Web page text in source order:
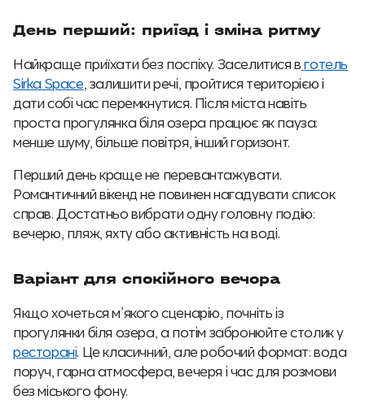
День перший: приїзд і зміна ритму
Найкраще приїхати без поспіху. Заселитися в готель
Sirka Space , залишити речі, пройтися територією і
дати собі час перемкнутися. Після міста навіть
проста прогулянка біля озера працює як пауза:
менше шуму, більше повітря, інший горизонт.
Перший день краще не перевантажувати.
Романтичний вікенд не повинен нагадувати список
справ. Достатньо вибрати одну головну подію:
вечерю, пляж, яхту або активність на воді.
Варіант для спокійного вечора
Якщо хочеться м’якого сценарію, почніть із
прогулянки біля озера, а потім забронюйте столик у
ресторані. Це класичний, але робочий формат: вода
поруч, гарна атмосфера, вечеря і час для розмови
без міського фону.